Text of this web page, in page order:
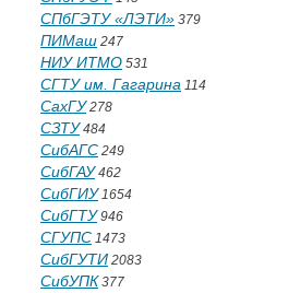
СПбГЭТУ «ЛЭТИ» 379
ПИМаш 247
НИУ ИТМО 531
СГТУ им. Гагарина 114
СахГУ278
СЗТУ484
СибАГС 249
СибГАУ462
СибГИУ1654
СибГТУ946
СГУПС 1473
СибГУТИ 2083
СибУПК 377